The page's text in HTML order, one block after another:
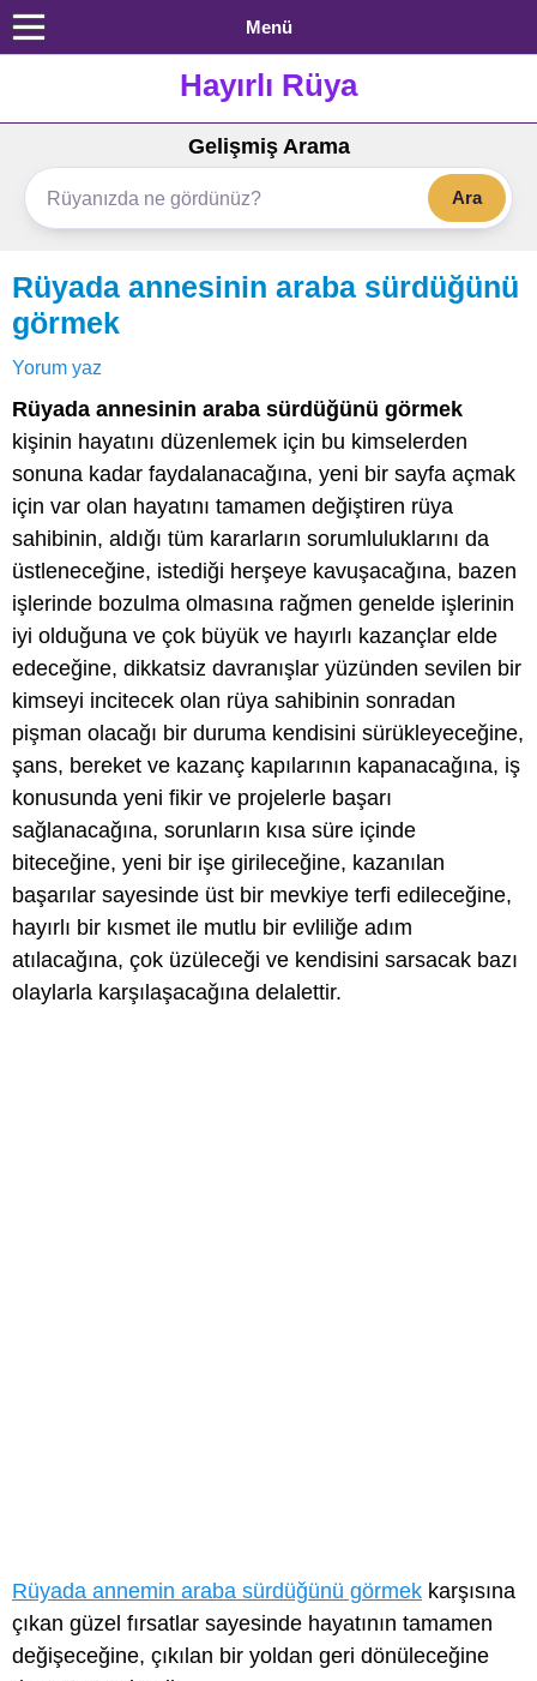
Menü
Hayırlı Rüya
Gelişmiş Arama
Ara
Rüyada annesinin araba sürdüğünü
görmek
Yorum yaz
Rüyada annesinin araba sürdüğünü görmek
kişinin hayatını düzenlemek için bu kimselerden
sonuna kadar faydalanacağına, yeni bir sayfa açmak
için var olan hayatını tamamen değiştiren rüya
sahibinin, aldığı tüm kararların sorumluluklarını da
üstleneceğine, istediği herşeye kavuşacağına, bazen
işlerinde bozulma olmasına rağmen genelde işlerinin
iyi olduğuna ve çok büyük ve hayırlı kazançlar elde
edeceğine, dikkatsiz davranışlar yüzünden sevilen bir
kimseyi incitecek olan rüya sahibinin sonradan
pişman olacağı bir duruma kendisini sürükleyeceğine,
şans, bereket ve kazanç kapılarının kapanacağına, iş
konusunda yeni fikir ve projelerle başarı
sağlanacağına, sorunların kısa süre içinde
biteceğine, yeni bir işe girileceğine, kazanılan
başarılar sayesinde üst bir mevkiye terfi edileceğine,
hayırlı bir kısmet ile mutlu bir evliliğe adım
atılacağına, çok üzüleceği ve kendisini sarsacak bazı
olaylarla karşılaşacağına delalettir.
Rüyada annemin araba sürdüğünü görmek karşısına
çıkan güzel fırsatlar sayesinde hayatının tamamen
değişeceğine, çıkılan bir yoldan geri dönüleceğine